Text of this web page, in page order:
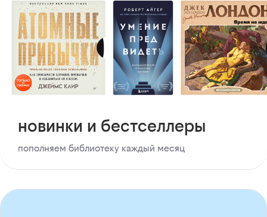
новинки и бестселлеры
пополняем библиотеку каждый месяц